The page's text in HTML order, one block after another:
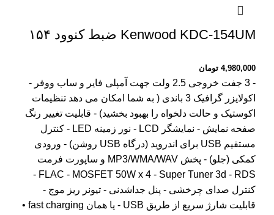
Kenwood KDC-154UM ضبط کنوود ۱۵۴
4,980,000 تومان
- 3 جفت خروجی 2.5 ولت جهت آمپلی فایر و ساب ووفر -
اکولایزر گرافیک 3 باندی ( به شما امکان می دهد تنظیمات
اکوستیک و حالت دلخواه را بهبود بخشید) - قابلیت تغییر رنگ
صفحه نمایش - نمایشگر LCD - نور زمینه LED - کنترل
مستقیم USB برای اندروید (درگاه USB روشن) - ورودی
کمکی (جلو) - پخش MP3/WMA/WAV و ساپورت فرمت
FLAC - MOSFET 50W x 4 - Super Tuner 3d - RDS -
کنترل صدای چرخشی - پنل جداشدنی - تیونر ریز موج -
قابلیت شارژ سریع از طریق USB - یا همان fast charging •